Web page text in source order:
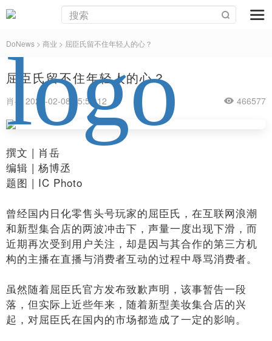
DoNews > 商业 > 屈臣氏留不住年轻人的心？
屈臣氏留不住年轻人的心？
肖岳 2022-02-08 15:58:12 466577
​撰文 | 肖岳
编辑 | 杨博丞
题图 | IC Photo
曾经国内日化零售头号玩家的屈臣氏，在互联网浪潮
和新型集合店的两波冲击下，声量一度出现下滑，而
近期再次受到用户关注，却是因与其合作的第三方机
构的主播在直播与消费者互动的过程中辱骂消费者。
虽然随着屈臣氏官方发布致歉声明，该事暂告一段
落，但实际上近些年来，随着新型美妆集合店的兴
起，对屈臣氏在国内的市场都造成了一定的影响。